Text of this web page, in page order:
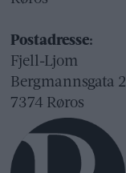
Postadresse:
Fjell-Ljom
Bergmannsgata 2
7374 Røros